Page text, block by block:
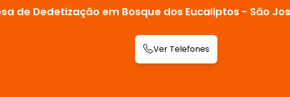
de Dedetização em Bosque dos Eucaliptos - São
Ver Telefones